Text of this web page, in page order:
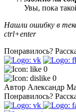
Увы, пока
Нашли ошибку в
ctrl+enter
Понравилось?
0
0
Автор Александр
Понравилось?